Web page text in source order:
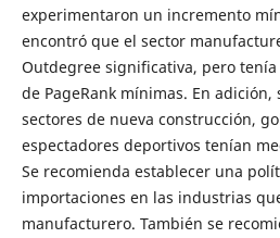
experimentaron un incremento
encontró que el sector
Outdegree significativa, pero
de PageRank mínimas. En adición,
sectores de nueva construcción,
espectadores deportivos tenían
Se recomienda establecer una
importaciones en las industrias
manufacturero. También se